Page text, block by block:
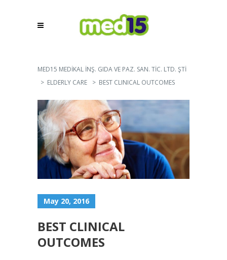
MED15 MEDİKAL İNŞ. GIDA VE PAZ. SAN. TİC. LTD. ŞTİ
> ELDERLY CARE > BEST CLINICAL OUTCOMES
May 20, 2016
BEST CLINICAL
OUTCOMES